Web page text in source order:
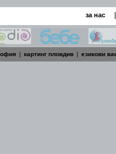
за нас |
| картинг пловдив | езикови